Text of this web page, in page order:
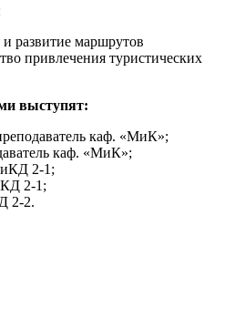
развитие маршрутов
привлечения туристических
выступят:
каф. «МиК»;
каф. «МиК»;
2-1;
2-1;
2-2.